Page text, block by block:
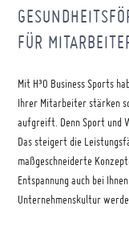
FÜR
Mit H³O Business Sports
Ihrer Mitarbeiter stärken
aufgreift. Denn Sport und
Das steigert die
maßgeschneiderte
Entspannung auch bei
Unternehmenskultur